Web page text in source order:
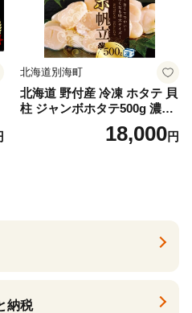
イス 北海道 白糠町
北海道別海町
北海道 野付産 冷凍 ホタテ 貝
柱 ジャンボホタテ500g 濃厚
な旨味と甘み （ほたて ホタ
テ 帆立 貝柱 ホタテ貝柱 大玉
18,000円
納税